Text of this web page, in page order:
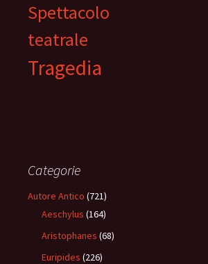
Spettacolo
teatrale
Tragedia
Categorie
Autore Antico (721)
Aeschylus (164)
Aristophanes (68)
Euripides (226)